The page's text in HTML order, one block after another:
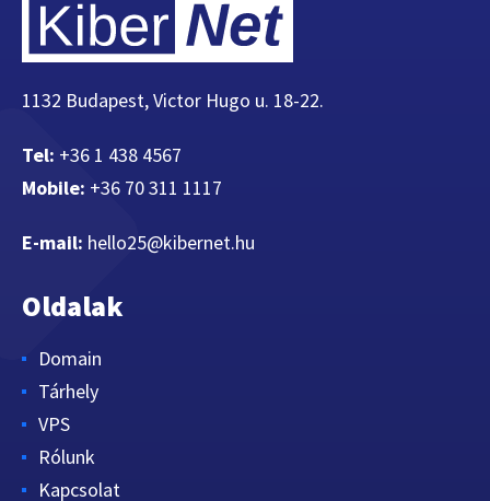
1132 Budapest, Victor Hugo u. 18-22.
Tel: +36 1 438 4567
Mobile: +36 70 311 1117
E-mail: hello25@kibernet.hu
Oldalak
Domain
Tárhely
VPS
Rólunk
Kapcsolat